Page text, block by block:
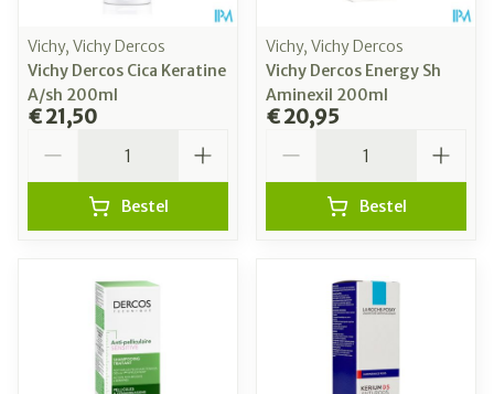
Vichy, Vichy Dercos
Vichy Dercos Cica Keratine
A/sh 200ml
€ 21,50
Bestel
Vichy, Vichy Dercos
Vichy Dercos Energy Sh
Aminexil 200ml
€ 20,95
Bestel